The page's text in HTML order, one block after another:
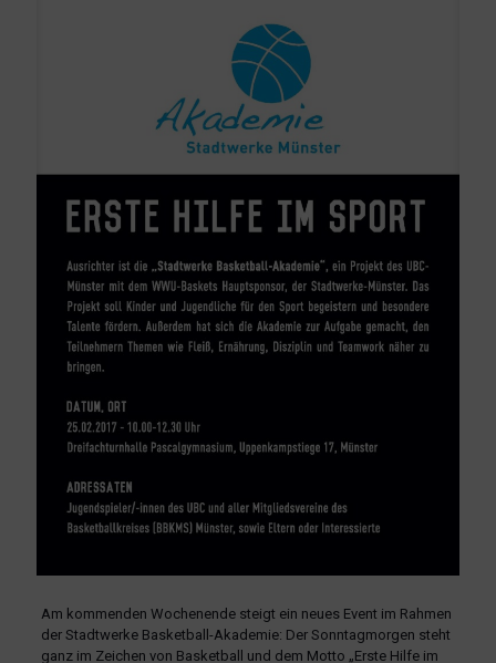
Am kommenden Wochenende steigt ein neues Event im Rahmen
der Stadtwerke Basketball-Akademie: Der Sonntagmorgen steht
ganz im Zeichen von Basketball und dem Motto „Erste Hilfe im